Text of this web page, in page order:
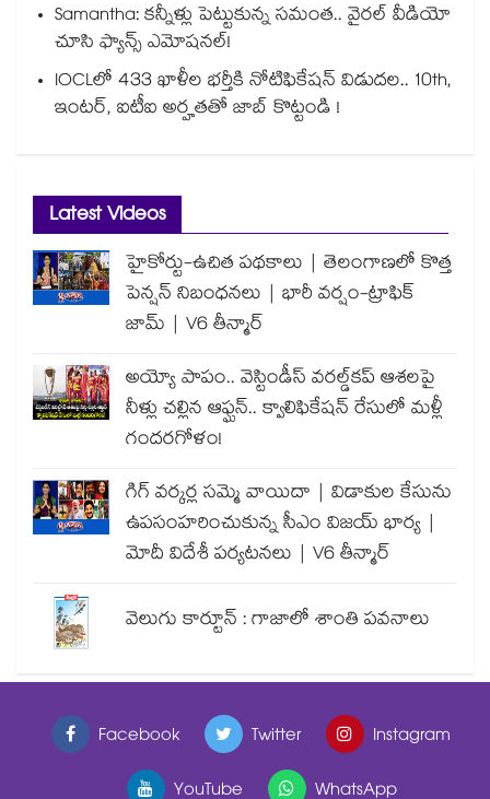
Samantha: కన్నీళ్లు పెట్టుకున్న సమంత.. వైరల్ వీడియో
చూసి ఫ్యాన్స్ ఎమోషనల్!
IOCLలో 433 ఖాళీల భర్తీకి నోటిఫికేషన్ విడుదల.. 10th,
ఇంటర్, ఐటీఐ అర్హతతో జాబ్ కొట్టండి !
Latest Videos
హైకోర్టు-ఉచిత పథకాలు | తెలంగాణలో కొత్త
పెన్షన్ నిబంధనలు | భారీ వర్షం-ట్రాఫిక్
జామ్ | V6 తీన్మార్
అయ్యో పాపం.. వెస్టిండీస్ వరల్డ్‌కప్ ఆశలపై
నీళ్లు చల్లిన ఆఫ్ఘన్.. క్వాలిఫికేషన్ రేసులో మళ్లీ
గందరగోళం!
గిగ్ వర్కర్ల సమ్మె వాయిదా | విడాకుల కేసును
ఉపసంహరించుకున్న సీఎం విజయ్ భార్య |
మోదీ విదేశీ పర్యటనలు | V6 తీన్మార్
వెలుగు కార్టూన్ : గాజాలో శాంతి పవనాలు
Facebook Twitter
Instagram
YouTube
WhatsApp